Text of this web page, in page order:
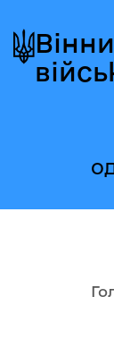
до
головного
до
головного
вмісту
до
головного
колонтитула